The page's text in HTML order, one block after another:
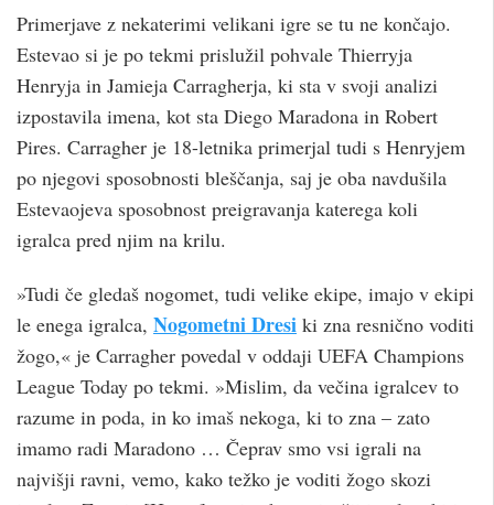
Primerjave z nekaterimi velikani igre se tu ne končajo.
Estevao si je po tekmi prislužil pohvale Thierryja
Henryja in Jamieja Carragherja, ki sta v svoji analizi
izpostavila imena, kot sta Diego Maradona in Robert
Pires. Carragher je 18-letnika primerjal tudi s Henryjem
po njegovi sposobnosti bleščanja, saj je oba navdušila
Estevaojeva sposobnost preigravanja katerega koli
igralca pred njim na krilu.
»Tudi če gledaš nogomet, tudi velike ekipe, imajo v ekipi
le enega igralca, Nogometni Dresi ki zna resnično voditi
žogo,« je Carragher povedal v oddaji UEFA Champions
League Today po tekmi. »Mislim, da večina igralcev to
razume in poda, in ko imaš nekoga, ki to zna – zato
imamo radi Maradono … Čeprav smo vsi igrali na
najvišji ravni, vemo, kako težko je voditi žogo skozi